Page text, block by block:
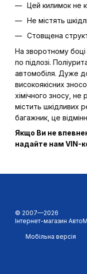
Цей килимок не
Не містять
Стовщена
На зворотному
по підлозі.
автомобіля. Дуже
високоякісних
хімічного зносу, не
містить шкідливих
багажник, це
Якщо Ви не
надайте нам VIN-
© 2007—2026
Інтернет-магазин
Мобільна версія